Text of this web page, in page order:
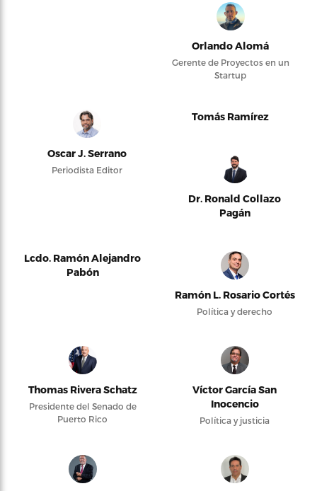
Orlando Alomá
Gerente de Proyectos en un
Startup
Oscar J. Serrano
Periodista Editor
Tomás Ramírez
Dr. Ronald Collazo
Pagán
Lcdo. Ramón Alejandro
Pabón
Ramón L. Rosario Cortés
Política y derecho
Thomas Rivera Schatz
Presidente del Senado de
Puerto Rico
Víctor García San
Inocencio
Política y justicia